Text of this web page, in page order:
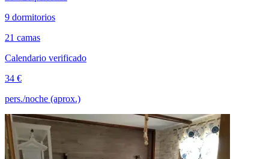
9 dormitorios
21 camas
Calendario verificado
34 €
pers./noche (aprox.)